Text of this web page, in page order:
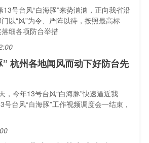
号台风“白海豚”来势汹汹，正向我省沿
以“风”为令、严阵以待，按照最高标
细各项防台举措
杭州各地闻风而动下好防台先
，今年13号台风“白海豚”快速逼近我
台风“白海豚”工作视频调度会一结束，